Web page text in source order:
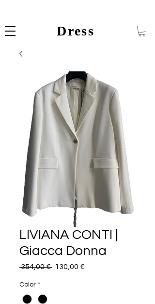
Dress
LIVIANA CONTI |
Giacca Donna
354,00 € Prezzo
130,00 €
Color *